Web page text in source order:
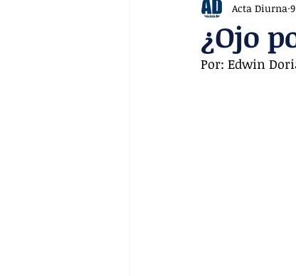
¿Ojo
Acta Diurna
Por: Edwin